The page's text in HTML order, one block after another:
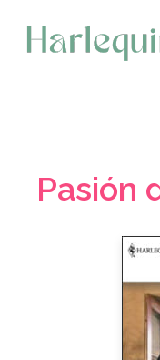
contenido
Pasión